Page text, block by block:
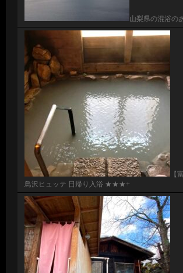
山梨県の混浴の
【
鳥沢ヒュッテ 日帰り入浴 ★★★+